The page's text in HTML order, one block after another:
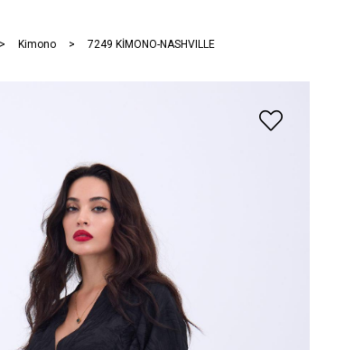
Kimono 7249 KİMONO-NASHVILLE